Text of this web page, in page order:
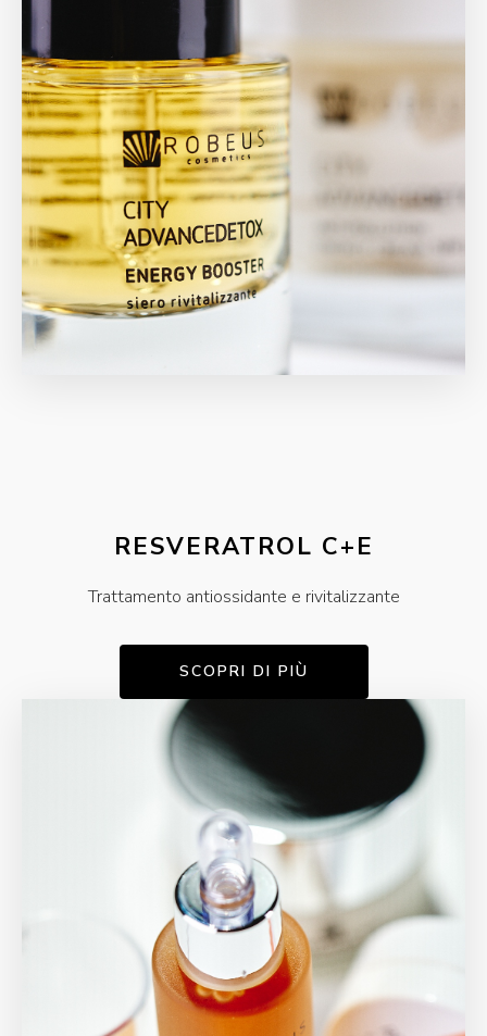
RESVERATROL C+E
Trattamento antiossidante e rivitalizzante
SCOPRI DI PIÙ